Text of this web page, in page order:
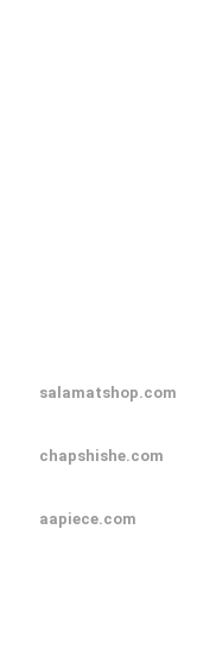
salamatshop.com
chapshishe.com
aapiece.com